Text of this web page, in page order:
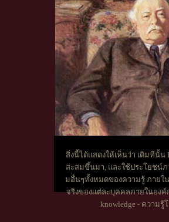
สิ่งนี้ได้แสดงให้เห็นว่า เดิมทีนั้
สะสมขึ้นมา, และใช้ประโยชน์
มอื่นๆทั้งหมดของความรู้ ภายใ
จริงของแต่ละบุคคลภายในองค์
knowledge - ความ